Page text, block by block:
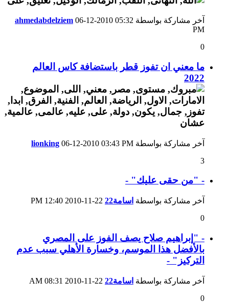
آخر مشاركة بواسطة ahmedabdelziem 06-12-2010 05:32
PM
0
ما معني ان تفوز قطر باستضافة كاس العالم
2022
آخر مشاركة بواسطة lionking 06-12-2010 03:43 PM
3
- "من حقى عليك" -
آخر مشاركة بواسطة اسامة22
12:40 PM
0
- "إبراهيم صلاح يصف الفوز على المصري
بالأفضل هذا الموسم، وخسارة الأهلي سبب عدم
التركيز" -
آخر مشاركة بواسطة اسامة22
08:31 AM
0